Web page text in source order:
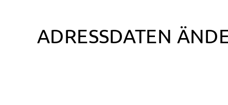
ADRESSDATEN